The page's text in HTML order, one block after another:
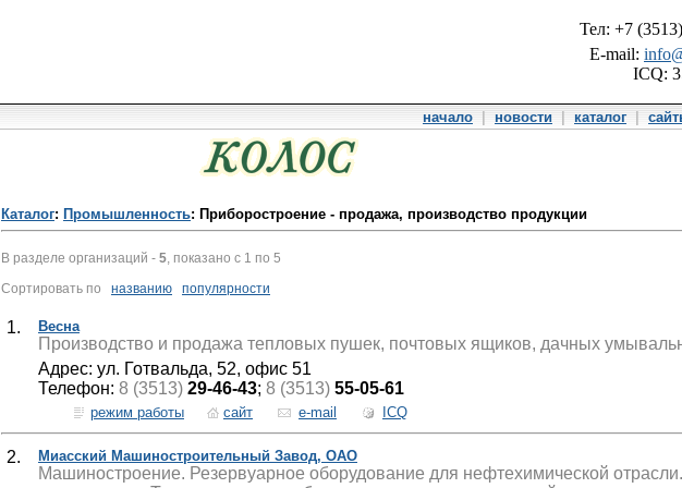
Тел: +7
E-mail:
ICQ:
начало новости каталог|
Каталог: Промышленность: Приборостроение - продажа, производство продукции
В разделе организаций - 5 , показано с 1 по 5
Сортировать по названию популярности
1. Весна
Производство и продажа тепловых пушек, почтовых ящиков, дачных
Адрес: ул. Готвальда, 52, офис 51
Телефон: 8 (3513) 29-46-43; 8 (3513) 55-05-61
режим работы сайт e-mail ICQ
2. Миасский Машиностроительный Завод, ОАО
Машиностроение. Резервуарное оборудование для нефтехимической